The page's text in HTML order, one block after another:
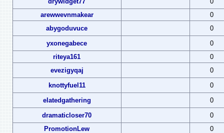
arewwevnmakear
0
abygoduvuce
0
yxonegabece
0
riteya161
0
evezigyqaj
0
knottyfuel11
0
elatedgathering
0
dramaticloser70
0
PromotionLew
0